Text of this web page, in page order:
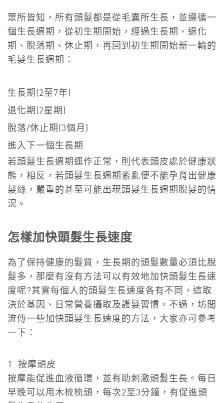
眾所皆知，所有頭髮都是從毛囊所生長，並遵循一
個生長週期，從初生期開始，經過生長期、退化
期、脫落期、休止期，再回到初生期開始新一輪的
毛髮生長週期：
生長期(2至7年)
退化期(2星期)
脫落/休止期(3個月)
進入下一個生長期
若頭髮生長週期運作正常，則代表頭皮處於健康狀
態，相反，若頭髮生長週期紊亂便不能孕育出健康
髮絲，嚴重的甚至可能出現頭髮生長週期脫髮的情
況。
怎樣加快頭髮生長速度
為了保持健康的髮質，生長期的頭髮數量必須比脫
髮多，那麼有沒有方法可以有效地加快頭髮生長速
度呢?其實每個人的頭髮生長速度各有不同，這取
決於基因、日常營養攝取及護髮習慣。不過，坊間
流傳一些加快頭髮生長速度的方法，大家亦可參考
一下：
1. 按摩頭皮
按摩能促進血液循環，並有助刺激頭髮生長。每日
早晚可以用木梳梳頭，每次2至3分鐘，有促進頭